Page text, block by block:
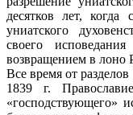
десятков лет, когда
униатско­го
своего
возвращением в лоно
Все время от
1839 г.
«господ­ствующего»